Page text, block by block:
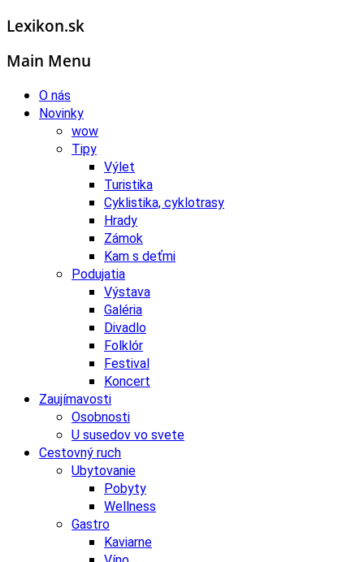
Lexikon.sk
Main Menu
O nás
Novinky
wow
Tipy
Výlet
Turistika
Cyklistika, cyklotrasy
Hrady
Zámok
Kam s deťmi
Podujatia
Výstava
Galéria
Divadlo
Folklór
Festival
Koncert
Zaujímavosti
Osobnosti
U susedov vo svete
Cestovný ruch
Ubytovanie
Pobyty
Wellness
Gastro
Kaviarne